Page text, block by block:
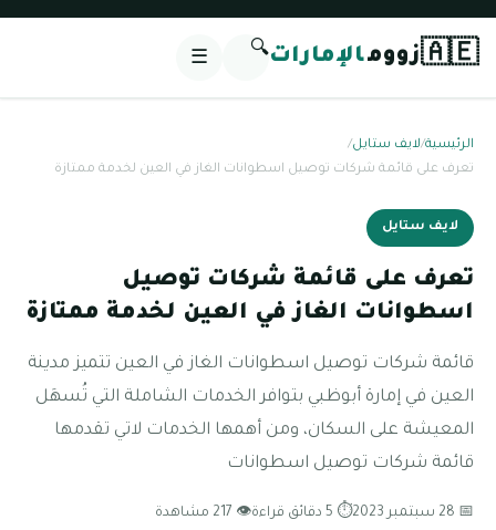
🇦🇪زوومالإمارات🔍
☰
الرئيسية/لايف ستايل/
تعرف على قائمة شركات توصيل اسطوانات الغاز في العين لخدمة ممتازة
لايف ستايل
تعرف على قائمة شركات توصيل
اسطوانات الغاز في العين لخدمة ممتازة
قائمة شركات توصيل اسطوانات الغاز في العين تتميز مدينة
العين في إمارة أبوظبي بتوافر الخدمات الشاملة التي تُسهَل
المعيشة على السكان، ومن أهمها الخدمات لاتي تقدمها
قائمة شركات توصيل اسطوانات
📅 28 سبتمبر 2023 ⏱ 5 دقائق قراءة 👁 217 مشاهدة